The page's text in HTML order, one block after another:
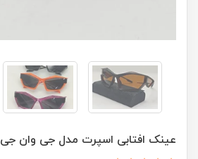
عینک افتابی اسپرت مدل جی وان جی